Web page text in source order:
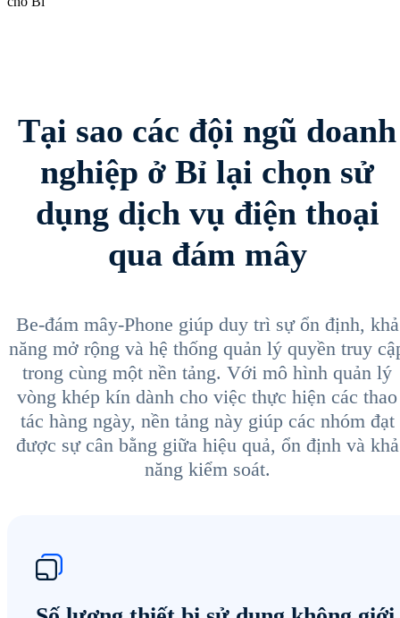
Tại sao các đội ngũ doanh
nghiệp ở Bỉ lại chọn sử
dụng dịch vụ điện thoại
qua đám mây
Be-đám mây-Phone giúp duy trì sự ổn định, khả
năng mở rộng và hệ thống quản lý quyền truy
trong cùng một nền tảng. Với mô hình quản lý
vòng khép kín dành cho việc thực hiện các thao
tác hàng ngày, nền tảng này giúp các nhóm đạt
được sự cân bằng giữa hiệu quả, ổn định và khả
năng kiểm soát.